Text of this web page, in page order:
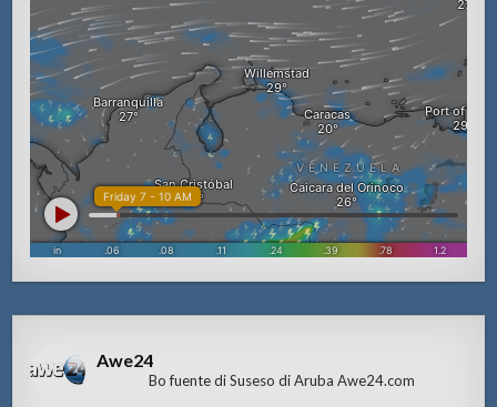
Awe24
Bo fuente di Suseso di Aruba Awe24.com